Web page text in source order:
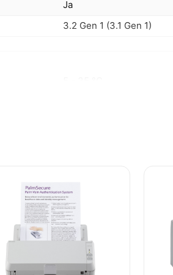
Ja
3.2 Gen 1 (3.1 Gen 1)
Mac OS X 10.11.x, Mac
Windows 8 (32/64 Bit)
Ja